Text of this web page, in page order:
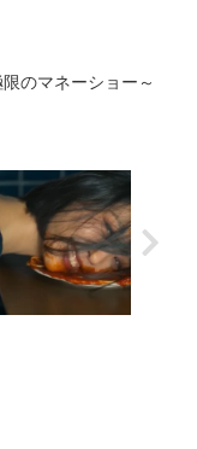
のマネーショー～